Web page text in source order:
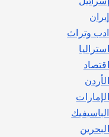
إيران
ادب وتراث
استراليا
اقتصاد
الأردن
الإمارات
الباسيفيك
البحرين